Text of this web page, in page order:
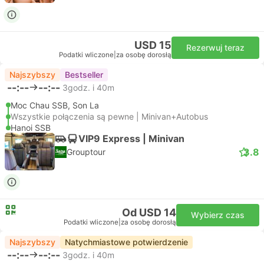
USD 15
Podatki wliczone za osobę dorosłą
Rezerwuj teraz
Najszybszy Bestseller
--:-- --:-- 3godz. i 40m
Moc Chau SSB, Son La
Wszystkie połączenia są pewne | Minivan+Autobus
Hanoi SSB
VIP9 Express | Minivan
Grouptour 3.8
Od USD 14
Podatki wliczone za osobę dorosłą
Wybierz czas
Najszybszy Natychmiastowe potwierdzenie
--:-- --:-- 3godz. i 40m